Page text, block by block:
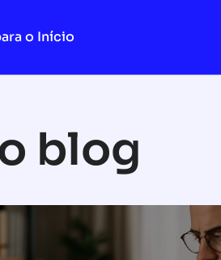
o Início
blog